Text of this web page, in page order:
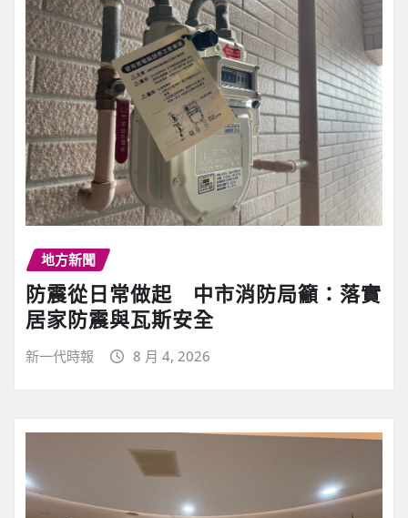
地方新聞
防震從日常做起 中市消防局籲：落實
居家防震與瓦斯安全
新一代時報 8 月 4, 2026